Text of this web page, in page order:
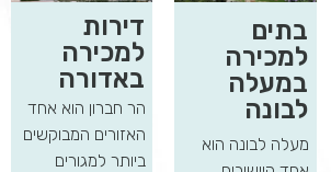
בתים
למכירה
במעלה
לבונה
מעלה לבונה הוא
דירות
למכירה
באדורה
הר חברון הוא אחד
האזורים המבוקשים
ביותר למגורים